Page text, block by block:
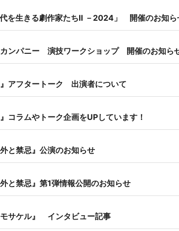
を生きる劇作家たちⅡ －2024」 開催のお知ら
カンパニー 演技ワークショップ 開催のお知ら
アフタートーク 出演者について
コラムやトーク企画をUPしています！
と禁忌』公演のお知らせ
と禁忌』第1弾情報公開のお知らせ
サケル』 インタビュー記事